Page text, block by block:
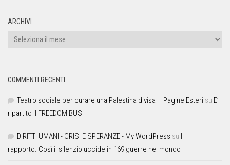
ARCHIVI
COMMENTI RECENTI
Teatro sociale per curare una Palestina divisa – Pagine Esteri su E’
ripartito il FREEDOM BUS
DIRITTI UMANI - CRISI E SPERANZE - My WordPress su Il
rapporto. Così il silenzio uccide in 169 guerre nel mondo